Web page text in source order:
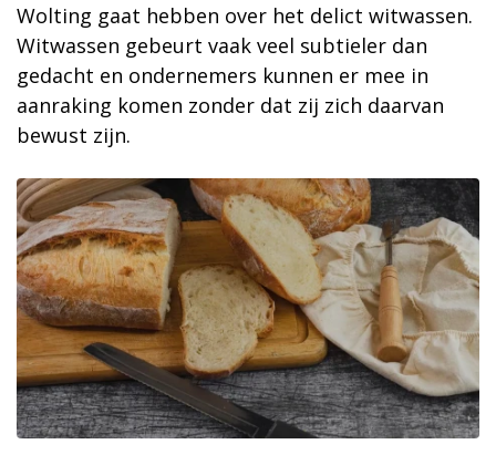
Wolting gaat hebben over het delict witwassen.
Witwassen gebeurt vaak veel subtieler dan
gedacht en ondernemers kunnen er mee in
aanraking komen zonder dat zij zich daarvan
bewust zijn.